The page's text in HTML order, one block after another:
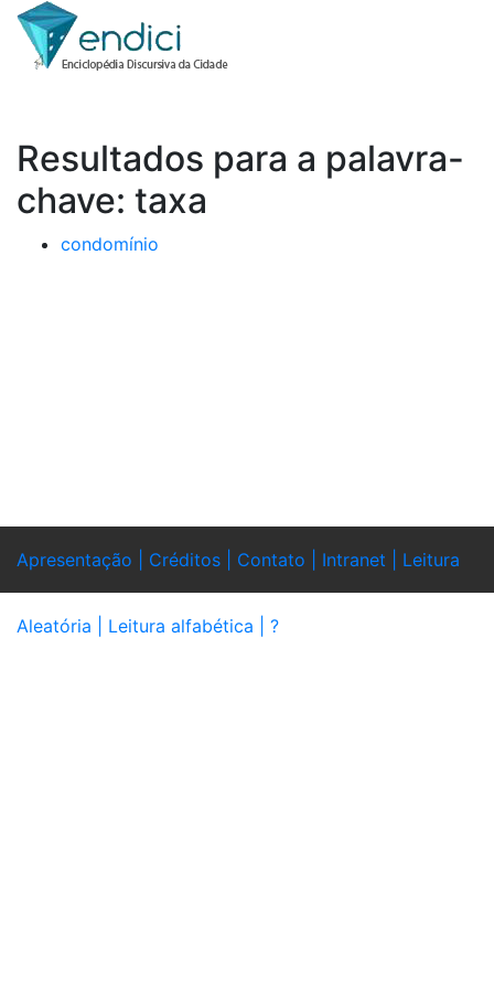
Resultados para a palavra-
chave: taxa
condomínio
Apresentação | Créditos | Contato | Intranet | Leitura
Aleatória | Leitura alfabética | ?